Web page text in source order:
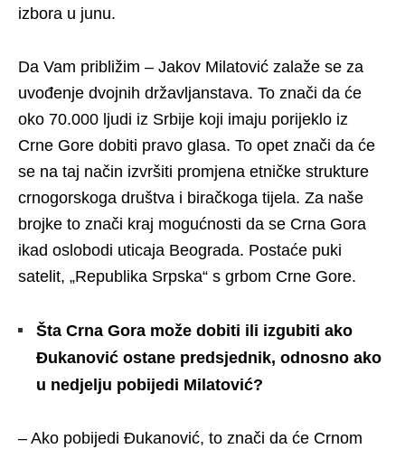
izbora u junu.
Da Vam približim – Jakov Milatović zalaže se za
uvođenje dvojnih državljanstava. To znači da će
oko 70.000 ljudi iz Srbije koji imaju porijeklo iz
Crne Gore dobiti pravo glasa. To opet znači da će
se na taj način izvršiti promjena etničke strukture
crnogorskoga društva i biračkoga tijela. Za naše
brojke to znači kraj mogućnosti da se Crna Gora
ikad oslobodi uticaja Beograda. Postaće puki
satelit, „Republika Srpska“ s grbom Crne Gore.
Šta Crna Gora može dobiti ili izgubiti ako
Đukanović ostane predsjednik, odnosno ako
u nedjelju pobijedi Milatović?
– Ako pobijedi Đukanović, to znači da će Crnom